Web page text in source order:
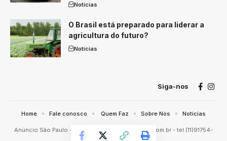
Notícias
O Brasil está preparado para liderar a
agricultura do futuro?
Notícias
Siga-nos
Anúncio São Paulo - contato@anunciosaopaulo.com.br - tel.(11)91754-
6532
Home Fale conosco Quem Faz Sobre Nós Notícias